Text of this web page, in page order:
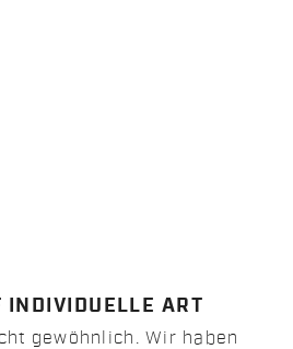
INDIVIDUELLE ART
gewöhnlich. Wir haben